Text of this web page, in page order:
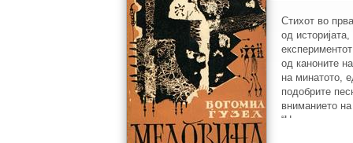
Стихот во
од
од каноните
на минатото,
подобрите
вниманието
“Наречници,